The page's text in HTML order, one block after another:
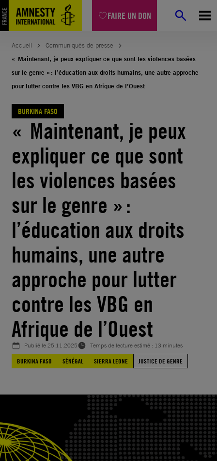
FAIRE UN DON
Aller
au
contenu
Accueil
Communiqués de presse
« Maintenant, je peux expliquer ce que sont les violences basées
sur le genre » : l’éducation aux droits humains, une autre approche
pour lutter contre les VBG en Afrique de l’Ouest
BURKINA FASO
« Maintenant, je peux
expliquer ce que sont
les violences basées
sur le genre » :
l’éducation aux droits
humains, une autre
approche pour lutter
contre les VBG en
Afrique de l’Ouest
Publié le25.11.2025
Temps de lecture estimé : 13 minutes
BURKINA FASO
SÉNÉGAL SIERRA LEONE JUSTICE DE GENRE